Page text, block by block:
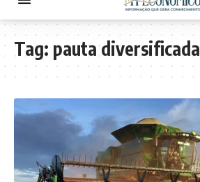
Tag: pauta diversificada